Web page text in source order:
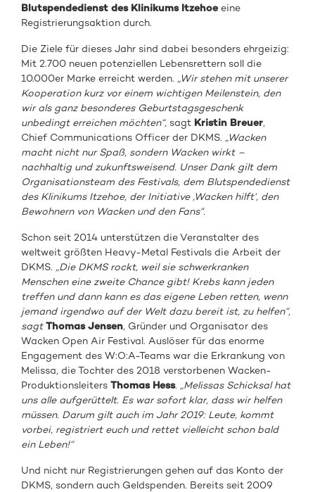
Blutspendedienst des Klinikums Itzehoe eine
Registrierungsaktion durch.
Die Ziele für dieses Jahr sind dabei besonders ehrgeizig:
Mit 2.700 neuen potenziellen Lebensrettern soll die
10.000er Marke erreicht werden. „Wir stehen mit unserer
Kooperation kurz vor einem wichtigen Meilenstein, den
wir als ganz besonderes Geburtstagsgeschenk
unbedingt erreichen möchten“, sagt Kristin Breuer,
Chief Communications Officer der DKMS. „Wacken
macht nicht nur Spaß, sondern Wacken wirkt –
nachhaltig und zukunftsweisend. Unser Dank gilt dem
Organisationsteam des Festivals, dem Blutspendedienst
des Klinikums Itzehoe, der Initiative ‚Wacken hilft‘, den
Bewohnern von Wacken und den Fans“.
Schon seit 2014 unterstützen die Veranstalter des
weltweit größten Heavy-Metal Festivals die Arbeit der
DKMS. „Die DKMS rockt, weil sie schwerkranken
Menschen eine zweite Chance gibt! Krebs kann jeden
treffen und dann kann es das eigene Leben retten, wenn
jemand irgendwo auf der Welt dazu bereit ist, zu helfen“,
sagtThomas Jensen, Gründer und Organisator des
Wacken Open Air Festival. Auslöser für das enorme
Engagement des W:O:A-Teams war die Erkrankung von
Melissa, die Tochter des 2018 verstorbenen Wacken-
ProduktionsleitersThomas Hess. „Melissas Schicksal hat
uns alle aufgerüttelt. Es war sofort klar, dass wir helfen
müssen. Darum gilt auch im Jahr 2019: Leute, kommt
vorbei, registriert euch und rettet vielleicht schon bald
ein Leben!“
Und nicht nur Registrierungen gehen auf das Konto der
DKMS, sondern auch Geldspenden. Bereits seit 2009